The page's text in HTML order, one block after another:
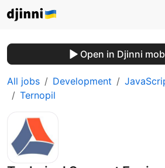
Open in Djinni
All jobs Development
Ternopil